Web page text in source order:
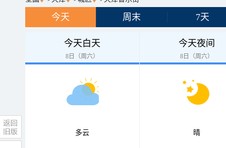
今天 周末 7天
今天白天
8日（周六）
多云
今天夜间
8日（周六）
晴